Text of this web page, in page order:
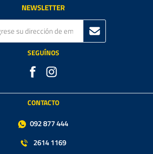
NEWSLETTER
SEGUÍNOS
CONTACTO
092 877 444
2614 1169